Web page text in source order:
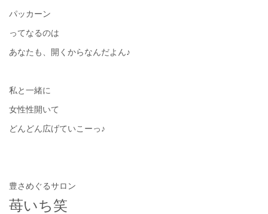
パッカーン
ってなるのは
あなたも、開くからなんだよん♪
私と一緒に
女性性開いて
どんどん広げていこーっ♪
豊さめぐるサロン
苺いち笑